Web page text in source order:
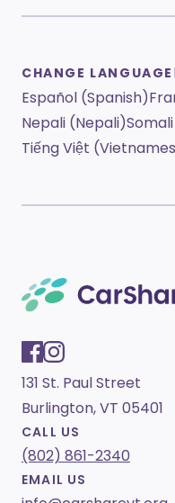
CHANGE LANGUAGE
Español (Spanish)
Nepali (Nepali)
Tiếng Việt
131 St. Paul Street
Burlington, VT 05401
CALL US
(802) 861-2340
EMAIL US